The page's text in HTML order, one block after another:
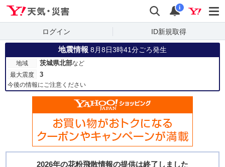
検索 通知
i
ログイン ID新規取得
地震情報 8月8日3時41分ごろ発生
地域 茨城県北部など
最大震度
3
今後の情報にご注意ください